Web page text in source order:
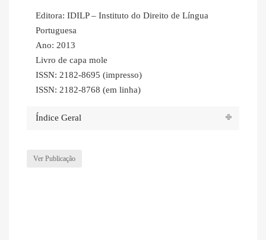
Editora: IDILP – Instituto do Direito de Língua
Portuguesa
Ano: 2013
Livro de capa mole
ISSN: 2182-8695 (impresso)
ISSN: 2182-8768 (em linha)
Índice Geral
Ver Publicação